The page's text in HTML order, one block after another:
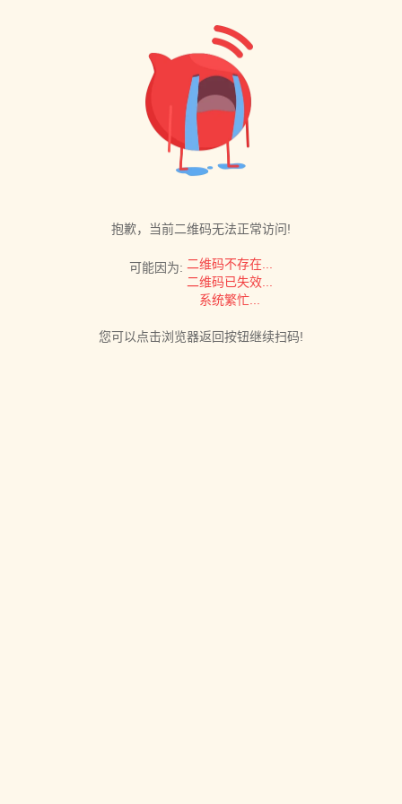
抱歉，当前二维码无法正常访问!
可能因为: 二维码不存在...
二维码已失效...
系统繁忙...
您可以点击浏览器返回按钮继续扫码!